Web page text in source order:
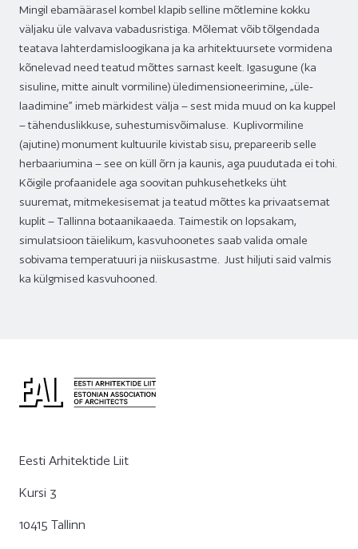
Mingil ebamäärasel kombel klapib selline mõtlemine kokku
väljaku üle valvava vabadusristiga. Mõlemat võib tõlgendada
teatava lahterdamisloogikana ja ka arhitektuursete vormidena
kõnelevad need teatud mõttes sarnast keelt. Igasugune (ka
sisuline, mitte ainult vormiline) üledimensioneerimine, „üle-
laadimine” imeb märkidest välja – sest mida muud on ka kuppel
– tähenduslikkuse, suhestumisvõimaluse. Kuplivormiline
(ajutine) monument kultuurile kivistab sisu, prepareerib selle
herbaariumina – see on küll õrn ja kaunis, aga puudutada ei tohi.
Kõigile profaanidele aga soovitan puhkusehetkeks üht
suuremat, mitmekesisemat ja teatud mõttes ka privaatsemat
kuplit – Tallinna botaanikaaeda. Taimestik on lopsakam,
simulatsioon täielikum, kasvuhoonetes saab valida omale
sobivama temperatuuri ja niiskusastme. Just hiljuti said valmis
ka külgmised kasvuhooned.
Eesti Arhitektide Liit
Kursi 3
10415 Tallinn